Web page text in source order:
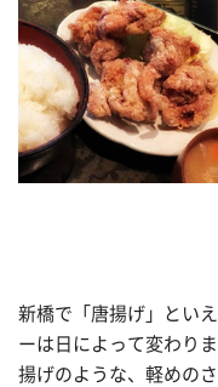
新橋で「唐揚げ」とい
ーは日によって変わり
揚げのような、軽めの